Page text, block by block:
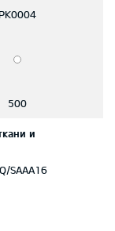
PK0004
500
и
SAAA16